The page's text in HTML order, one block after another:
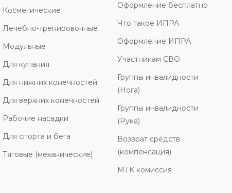
Косметические
Лечебно-тренировочные
Модульные
Для купания
Для нижних конечностей
Для верхних конечностей
Рабочие насадки
Для спорта и бега
Тяговые (механические)
Оформление бесплатно
Что такое ИПРА
Оформление ИПРА
Участникам СВО
Группы инвалидности
(Нога)
Группы инвалидности
(Рука)
Возврат средств
(компенсация)
МТК комиссия